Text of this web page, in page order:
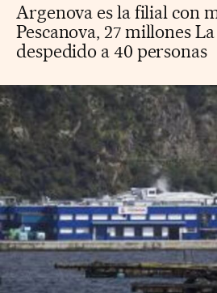
Argenova es la filial con
Pescanova, 27 millones
despedido a 40 personas